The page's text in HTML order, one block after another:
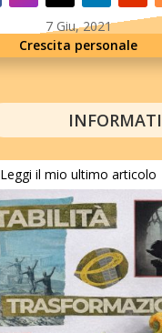
7 Giu, 2021
Crescita personale
INFORMATI
Leggi il mio ultimo articolo